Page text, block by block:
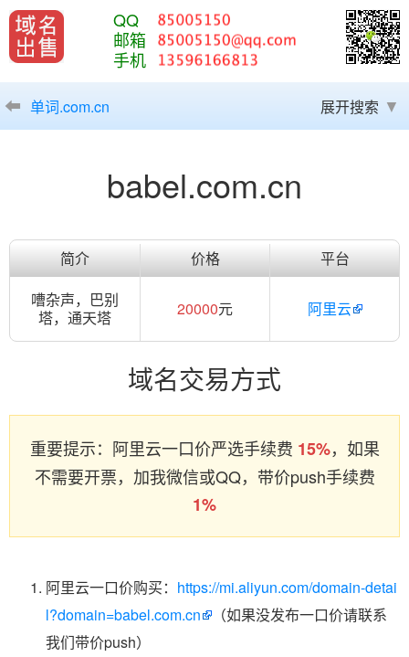
QQ
邮箱
手机
单词.com.cn 展开搜索
babel.com.cn
简介 价格
平台
嘈杂声，巴别
塔，通天塔
20000元 阿里云
域名交易方式
重要提示：阿里云一口价严选手续费 15%，如果
不需要开票，加我微信或QQ，带价push手续费
1%
阿里云一口价购买： https://mi.aliyun.com/domain-detai
l?domain=babel.com.cn
（如果没发布一口价请联系
我们带价push）